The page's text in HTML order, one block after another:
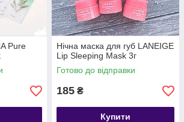
Pure
Нічна маска для губ LANEIGE
Lip Sleeping Mask 3г
Готово до відправки
185 ₴
Купити